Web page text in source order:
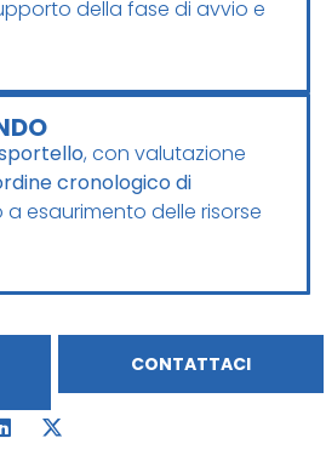
della fase di avvio e
, con valutazione
cronologico di
a esaurimento delle risorse
CONTATTACI